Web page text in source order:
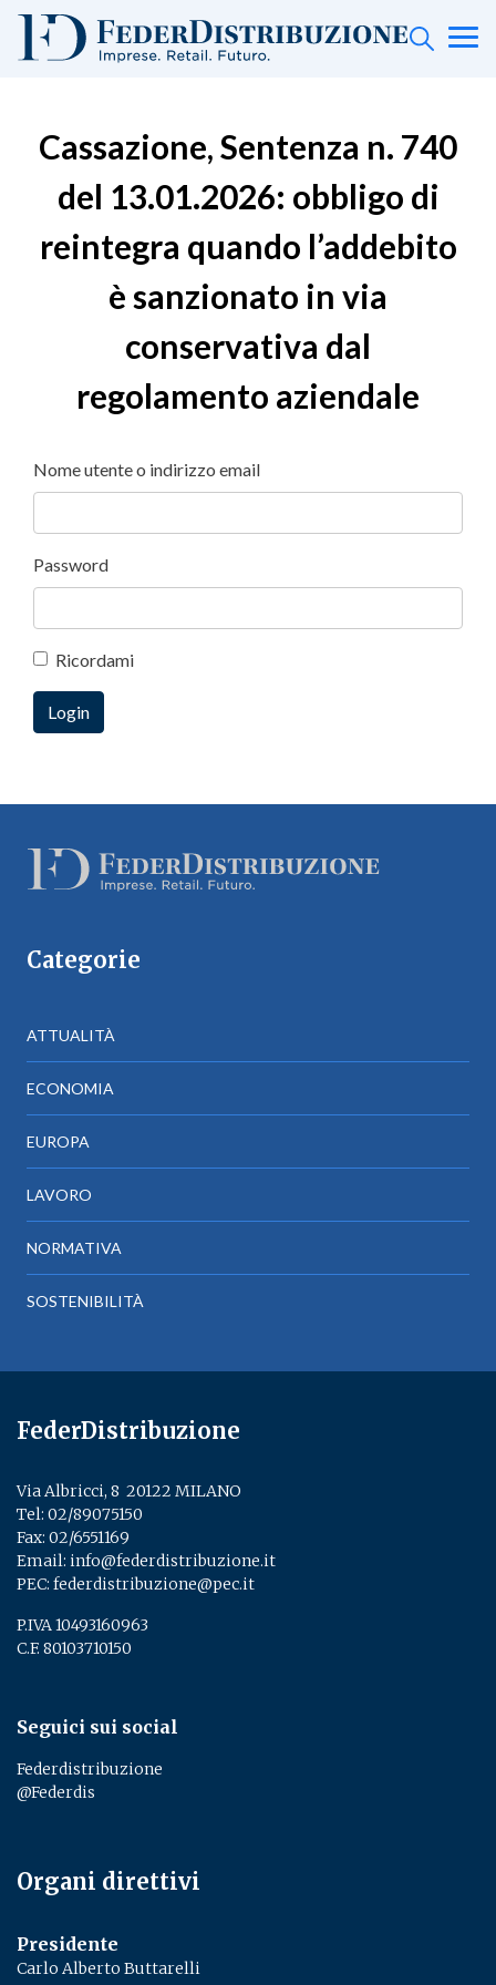
Cassazione, Sentenza n. 740
del 13.01.2026: obbligo di
reintegra quando l’addebito
è sanzionato in via
conservativa dal
regolamento aziendale
Nome utente o indirizzo email
Password
Ricordami
Categorie
ATTUALITÀ
ECONOMIA
EUROPA
LAVORO
NORMATIVA
SOSTENIBILITÀ
FederDistribuzione
Via Albricci, 8 ­ 20122 MILANO
Tel: 02/89075150
Fax: 02/6551169
Email: info@federdistribuzione.it
PEC: federdistribuzione@pec.it
P.IVA 10493160963
C.F. 80103710150
Seguici sui social
Federdistribuzione
@Federdis
Organi direttivi
Presidente
Carlo Alberto Buttarelli